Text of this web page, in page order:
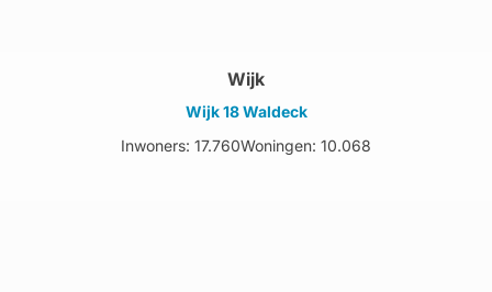
Wijk
Wijk 18 Waldeck
Inwoners: 17.760Woningen: 10.068